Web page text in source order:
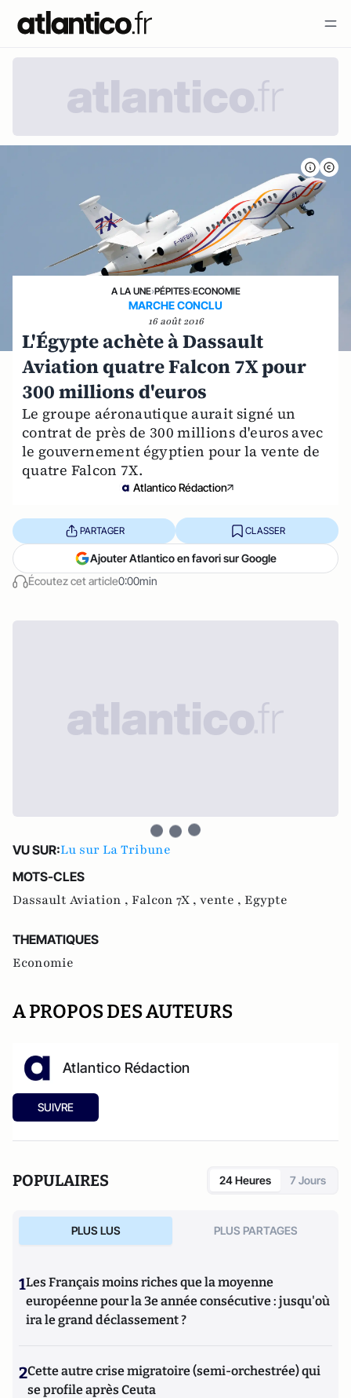
A LA UNE›PÉPITES›ECONOMIE
MARCHE CONCLU
16 août 2016
L'Égypte achète à Dassault
Aviation quatre Falcon 7X pour
300 millions d'euros
Le groupe aéronautique aurait signé un
contrat de près de 300 millions d'euros avec
le gouvernement égyptien pour la vente de
quatre Falcon 7X.
Atlantico Rédaction
Écoutez cet article0:00min
PARTAGER CLASSER
Ajouter Atlantico en favori sur Google
VU SUR:Lu sur La Tribune
MOTS-CLES
Dassault Aviation , Falcon 7X , vente , Egypte
THEMATIQUES
Economie
A PROPOS DES AUTEURS
Atlantico Rédaction
SUIVRE
POPULAIRES 24 Heures 7 Jours
PLUS LUS PLUS PARTAGES
1Les Français moins riches que la moyenne
européenne pour la 3e année consécutive : jusqu'où
ira le grand déclassement ?
2Cette autre crise migratoire (semi-orchestrée) qui
se profile après Ceuta